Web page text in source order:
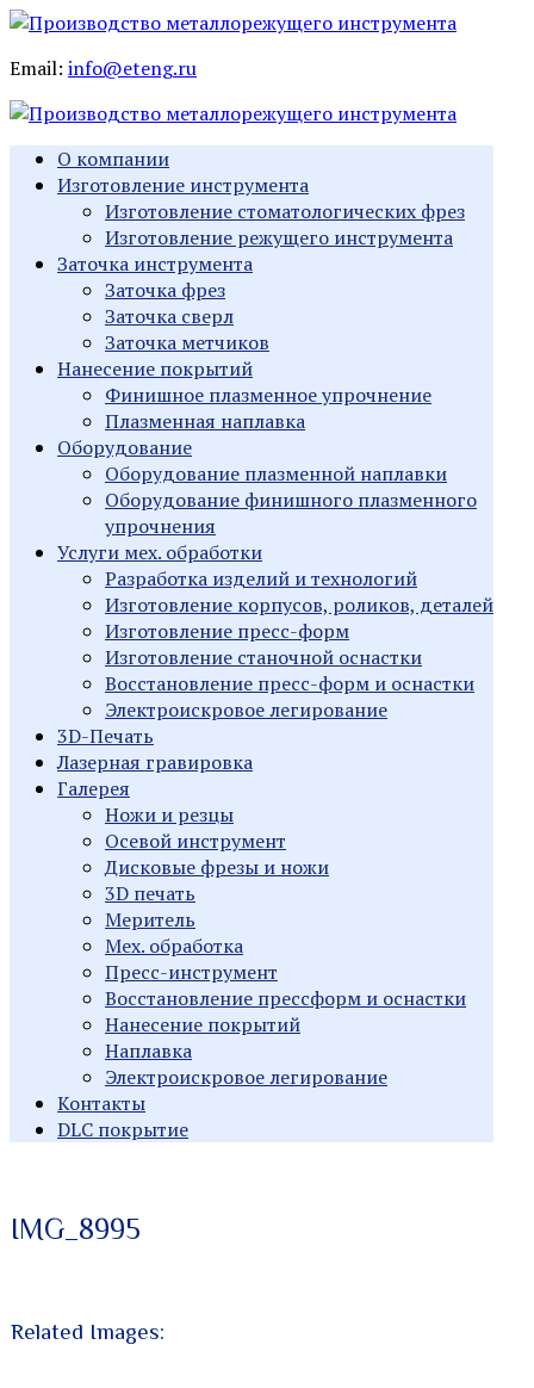
Email: info@eteng.ru
О компании
Изготовление инструмента
Изготовление стоматологических фрез
Изготовление режущего инструмента
Заточка инструмента
Заточка фрез
Заточка сверл
Заточка метчиков
Нанесение покрытий
Финишное плазменное упрочнение
Плазменная наплавка
Оборудование
Оборудование плазменной наплавки
Оборудование финишного плазменного
упрочнения
Услуги мех. обработки
Разработка изделий и технологий
Изготовление корпусов, роликов, деталей
Изготовление пресс-форм
Изготовление станочной оснастки
Восстановление пресс-форм и оснастки
Электроискровое легирование
3D-Печать
Лазерная гравировка
Галерея
Ножи и резцы
Осевой инструмент
Дисковые фрезы и ножи
3D печать
Меритель
Мех. обработка
Пресс-инструмент
Восстановление прессформ и оснастки
Нанесение покрытий
Наплавка
Электроискровое легирование
Контакты
DLC покрытие
Производство
инструмента
IMG_8995
Related Images: